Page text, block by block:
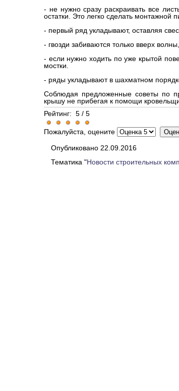
- не нужно сразу раскраивать все
остатки. Это легко сделать монтажной
- первый ряд укладывают, оставляя
- гвозди забиваются только вверх
- если нужно ходить по уже крытой
мостки.
- ряды укладывают в шахматном
Соблюдая предложенные советы по
крышу не прибегая к помощи
Рейтинг: 5 / 5
Пожалуйста, оцените
Опубликовано 22.09.2016
Тематика "Новости строительных